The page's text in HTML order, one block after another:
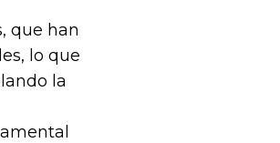
que han
lo que
la